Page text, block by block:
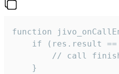
function
if (res.result ==
// call
    }